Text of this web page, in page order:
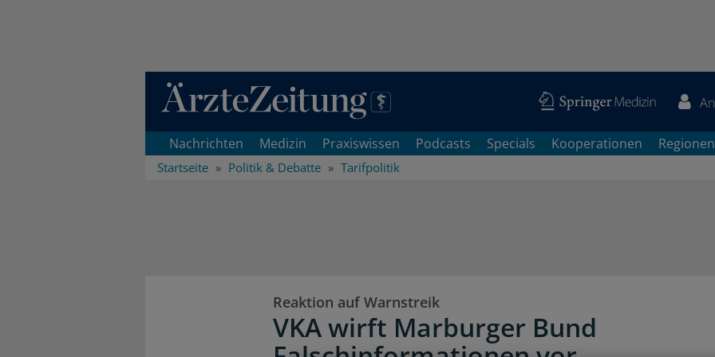
Direkt zum Inhaltsbereich
Nachrichten Medizin Praxiswissen Podcasts Specials Kooperationen Regionen
Startseite Politik & Debatte Tarifpolitik
Reaktion auf Warnstreik
VKA wirft Marburger Bund